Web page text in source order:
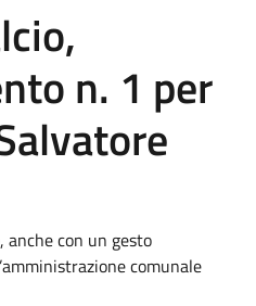
n. 1 per
anche con un gesto
comunale